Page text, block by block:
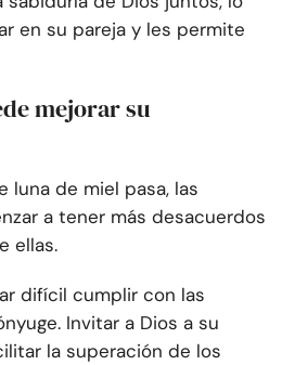
en su pareja y les permite
mejorar su
luna de miel pasa, las
a tener más desacuerdos
ellas.
difícil cumplir con las
Invitar a Dios a su
la superación de los